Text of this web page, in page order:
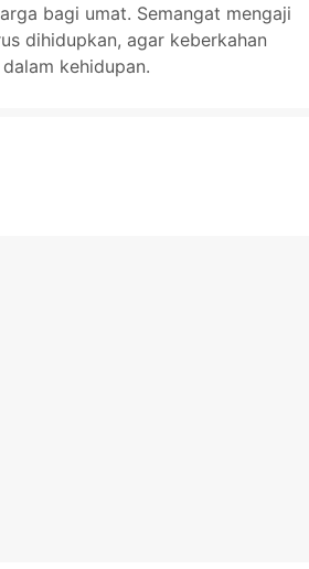
bagi umat. Semangat mengaji
dihidupkan, agar keberkahan
kehidupan.